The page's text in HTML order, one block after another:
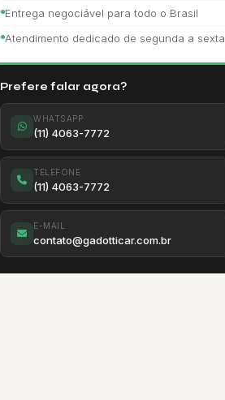
Entrega negociável para todo o Brasil
Atendimento dedicado de segunda a sexta
Prefere falar agora?
WHATSAPP
(11) 4063-7772
TELEFONE
(11) 4063-7772
E-MAIL
contato@gadotticar.com.br